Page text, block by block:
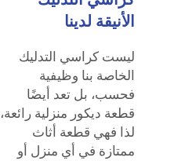
الأنيقة لدينا
ليست كراسي التدليك
الخاصة بنا وظيفية
فحسب، بل تعد أيضًا
قطعة ديكور منزلية رائعة،
لذا فهي قطعة أثاث
ممتازة في أي منزل أو